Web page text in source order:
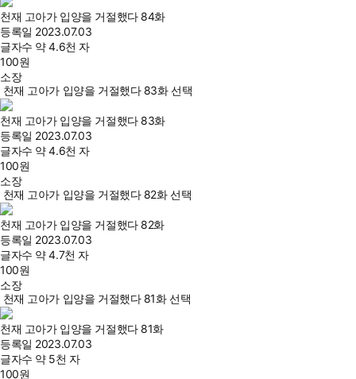
천재 고아가 입양을 거절했다 84화
등록일 2023.07.03
글자수 약 4.6천 자
100원
소장
천재 고아가 입양을 거절했다 83화 선택
천재 고아가 입양을 거절했다 83화
등록일 2023.07.03
글자수 약 4.6천 자
100원
소장
천재 고아가 입양을 거절했다 82화 선택
천재 고아가 입양을 거절했다 82화
등록일 2023.07.03
글자수 약 4.7천 자
100원
소장
천재 고아가 입양을 거절했다 81화 선택
천재 고아가 입양을 거절했다 81화
등록일 2023.07.03
글자수 약 5천 자
100원